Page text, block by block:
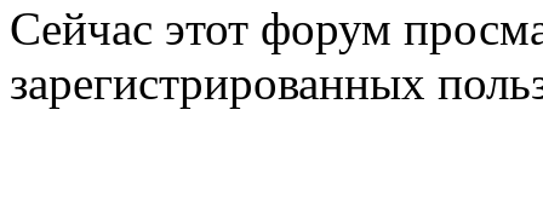
Сейчас этот форум
зарегистрированных